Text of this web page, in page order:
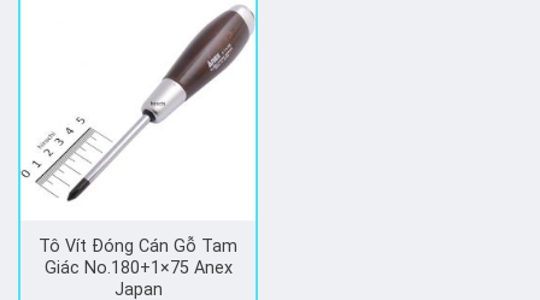
Tô Vít Đóng Cán Gỗ Tam
Giác No.180+1×75 Anex
Japan